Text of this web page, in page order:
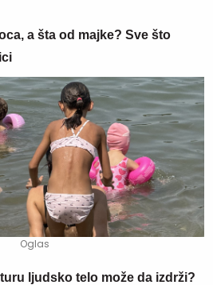
a šta od majke? Sve što
ljudsko telo može da izdrži?